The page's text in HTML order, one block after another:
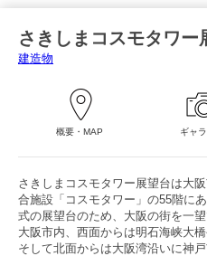
ログイン／登録
日本語
さきしまコスモタワー
建造物
概要・MAP ギャ
さきしまコスモタワー展望台は大
合施設「コスモタワー」の55階に
式の展望台のため、大阪の街を一
大阪市内、西面からは明石海峡大
そして北面からは大阪湾沿いに神